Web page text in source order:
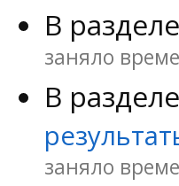
В
заняло
В
заняло